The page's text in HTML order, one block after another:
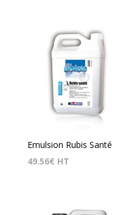
Emulsion Rubis Santé
49.56€ HT